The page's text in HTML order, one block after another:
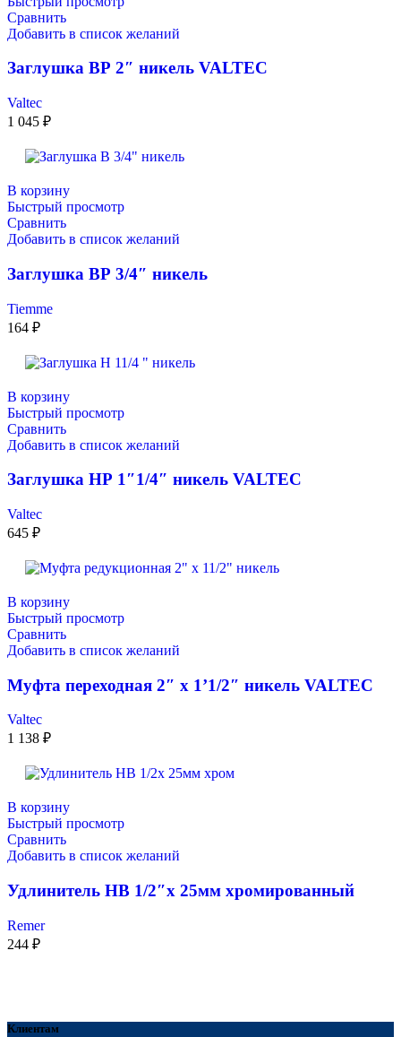
Сравнить
Добавить в список желаний
Заглушка ВР 2″ никель VALTEC
Valtec
1 045 ₽
В корзину
Быстрый просмотр
Сравнить
Добавить в список желаний
Заглушка ВР 3/4″ никель
Tiemme
164 ₽
В корзину
Быстрый просмотр
Сравнить
Добавить в список желаний
Заглушка НР 1″1/4″ никель VALTEC
Valtec
645 ₽
В корзину
Быстрый просмотр
Сравнить
Добавить в список желаний
Муфта переходная 2″ х 1’1/2″ никель VALTEC
Valtec
1 138 ₽
В корзину
Быстрый просмотр
Сравнить
Добавить в список желаний
Удлинитель НВ 1/2″x 25мм хромированный
Remer
244 ₽
Клиентам